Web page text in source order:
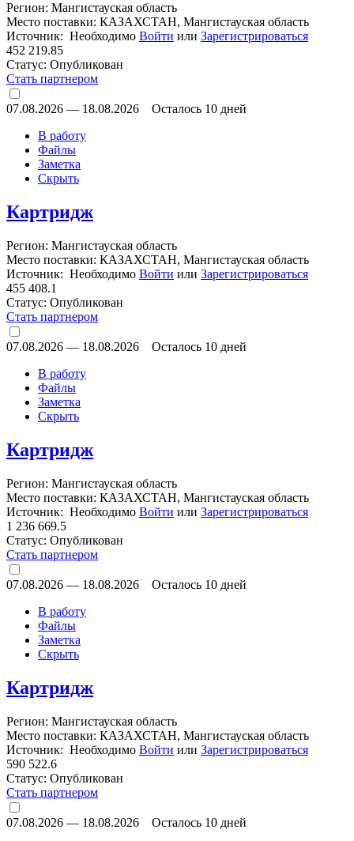
Регион: Мангистауская область
Место поставки: КАЗАХСТАН, Мангистауская область
Источник: Необходимо Войти или Зарегистрироваться
452 219.85
Статус: Опубликован
Стать партнером
07.08.2026 — 18.08.2026
Осталось 10 дней
В работу
Файлы
Заметка
Скрыть
Картридж
Регион: Мангистауская область
Место поставки: КАЗАХСТАН, Мангистауская область
Источник: Необходимо Войти или Зарегистрироваться
455 408.1
Статус: Опубликован
Стать партнером
07.08.2026 — 18.08.2026
Осталось 10 дней
В работу
Файлы
Заметка
Скрыть
Картридж
Регион: Мангистауская область
Место поставки: КАЗАХСТАН, Мангистауская область
Источник: Необходимо Войти или Зарегистрироваться
1 236 669.5
Статус: Опубликован
Стать партнером
07.08.2026 — 18.08.2026
Осталось 10 дней
В работу
Файлы
Заметка
Скрыть
Картридж
Регион: Мангистауская область
Место поставки: КАЗАХСТАН, Мангистауская область
Источник: Необходимо Войти или Зарегистрироваться
590 522.6
Статус: Опубликован
Стать партнером
07.08.2026 — 18.08.2026
Осталось 10 дней